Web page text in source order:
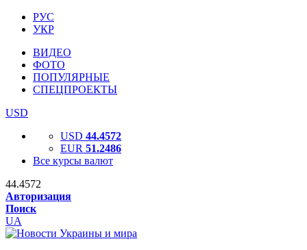
РУС
УКР
ВИДЕО
ФОТО
ПОПУЛЯРНЫЕ
СПЕЦПРОЕКТЫ
USD
USD 44.4572
EUR 51.2486
Все курсы валют
44.4572
Авторизация
Поиск
UA